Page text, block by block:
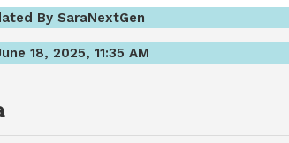
By SaraNextGen
18, 2025, 11:35 AM